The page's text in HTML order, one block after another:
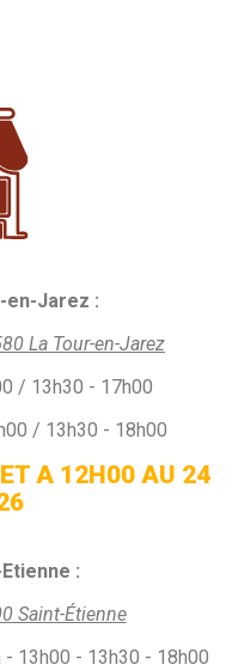
en-Jarez :
La Tour-en-Jarez
/ 13h30 - 17h00
/ 13h30 - 18h00
A 12H00 AU 24
:
Saint-Étienne
- 13h00 - 13h30 - 18h00